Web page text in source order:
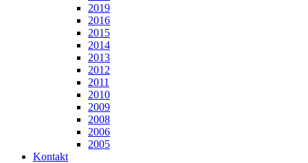
2019
2016
2015
2014
2013
2012
2011
2010
2009
2008
2006
2005
Kontakt